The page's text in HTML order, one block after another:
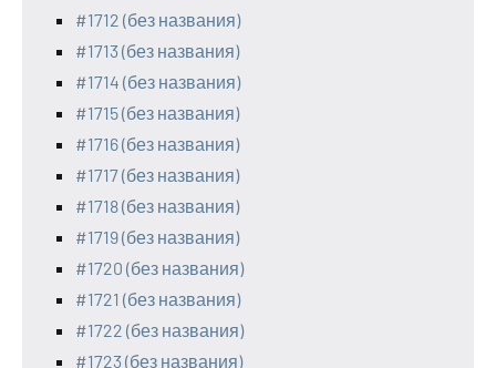
#1712 (без названия)
#1713 (без названия)
#1714 (без названия)
#1715 (без названия)
#1716 (без названия)
#1717 (без названия)
#1718 (без названия)
#1719 (без названия)
#1720 (без названия)
#1721 (без названия)
#1722 (без названия)
#1723 (без названия)